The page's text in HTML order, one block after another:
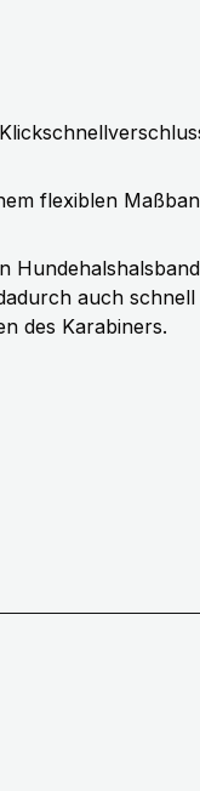
flexiblen
auch
des Karabiners.